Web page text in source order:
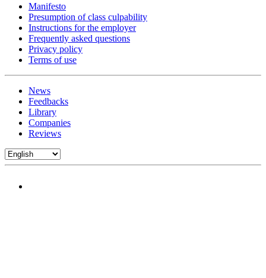
Manifesto
Presumption of class culpability
Instructions for the employer
Frequently asked questions
Privacy policy
Terms of use
News
Feedbacks
Library
Companies
Reviews